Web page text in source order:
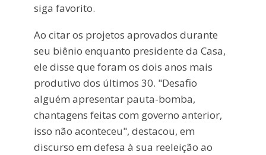
siga favorito.
Ao citar os projetos aprovados durante
seu biênio enquanto presidente da Casa,
ele disse que foram os dois anos mais
produtivo dos últimos 30. "Desafio
alguém apresentar pauta-bomba,
chantagens feitas com governo anterior,
isso não aconteceu", destacou, em
discurso em defesa à sua reeleição ao